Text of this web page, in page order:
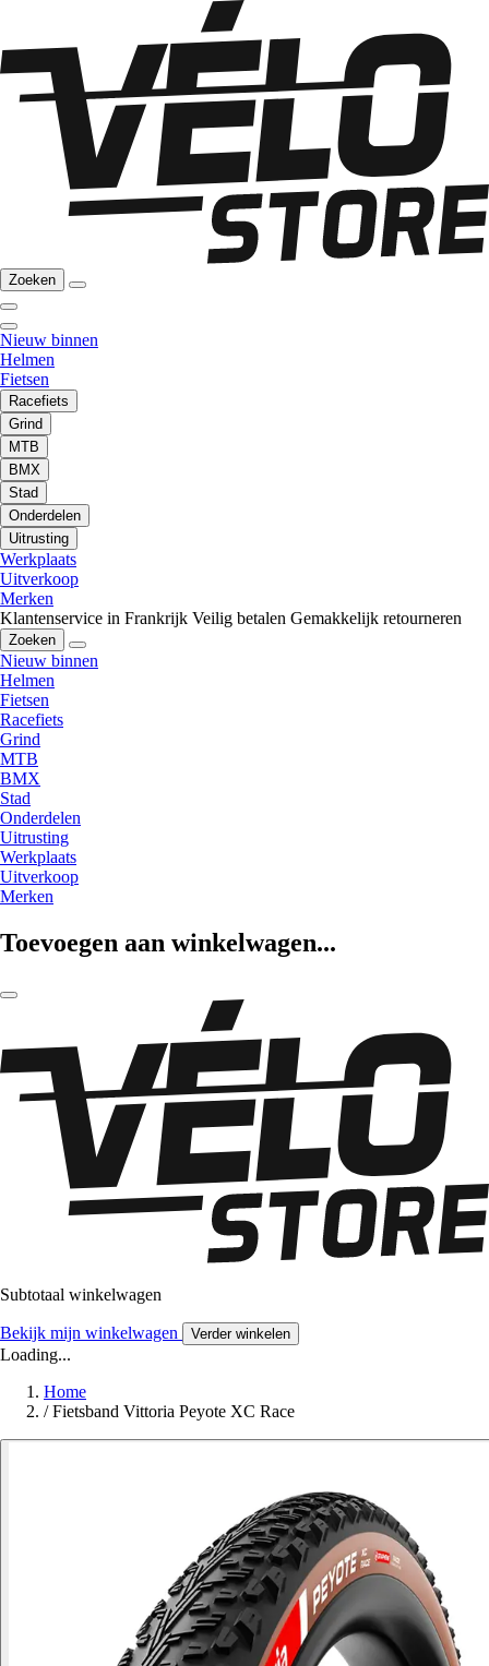
Zoeken
Nieuw binnen
Helmen
Fietsen
Racefiets
Grind
MTB
BMX
Stad
Onderdelen
Uitrusting
Werkplaats
Uitverkoop
Merken
Klantenservice in Frankrijk Veilig betalen Gemakkelijk retourneren
Zoeken
Nieuw binnen
Helmen
Fietsen
Racefiets
Grind
MTB
BMX
Stad
Onderdelen
Uitrusting
Werkplaats
Uitverkoop
Merken
Toevoegen aan winkelwagen...
Subtotaal winkelwagen
Bekijk mijn winkelwagen Verder winkelen
Loading...
Home
/ Fietsband Vittoria Peyote XC Race